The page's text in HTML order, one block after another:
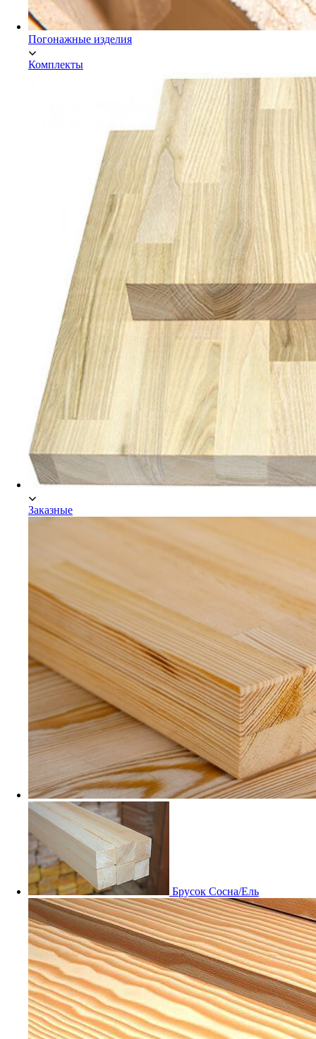
Погонажные изделия
Комплекты
Заказные
Брусок Сосна/Ель
Погонажные изделия
Комплекты
Мебельный щит Дуб
Заказные